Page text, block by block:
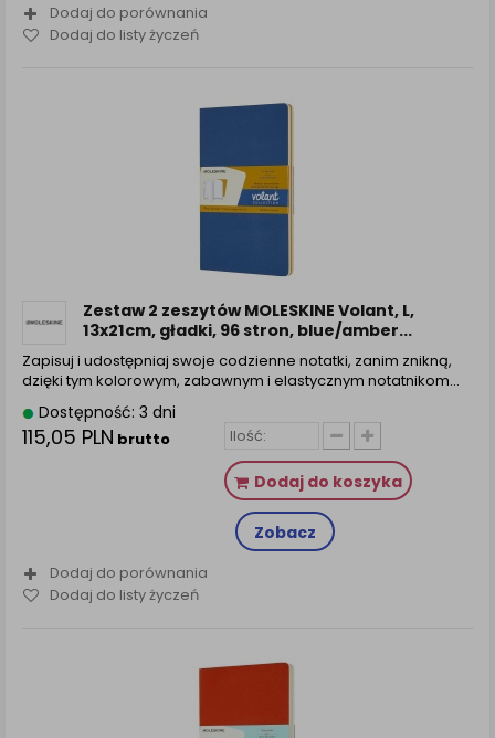
Dodaj do porównania
Dodaj do listy życzeń
Zestaw 2 zeszytów MOLESKINE Volant, L,
13x21cm, gładki, 96 stron, blue/amber...
Zapisuj i udostępniaj swoje codzienne notatki, zanim znikną,
dzięki tym kolorowym, zabawnym i elastycznym notatnikom…
Dostępność: 3 dni
115,05 PLN brutto
Dodaj do koszyka
Zobacz
Dodaj do porównania
Dodaj do listy życzeń